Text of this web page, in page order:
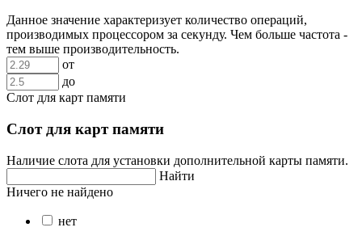
Данное значение характеризует количество операций,
производимых процессором за секунду. Чем больше частота -
тем выше производительность.
от
до
Слот для карт памяти
Слот для карт памяти
Наличие слота для установки дополнительной карты памяти.
Найти
Ничего не найдено
нет